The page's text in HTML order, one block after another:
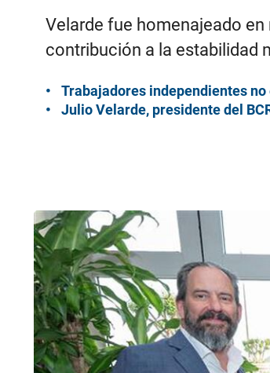
Velarde fue homenajeado
contribución a la estabilidad
Trabajadores independientes
Julio Velarde, presidente del